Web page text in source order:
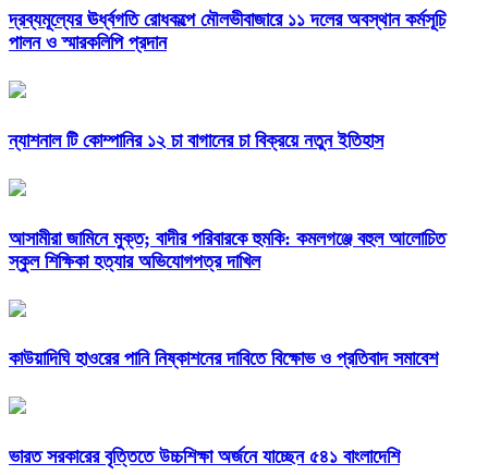
দ্রব্যমূল্যের ঊর্ধ্বগতি রোধকল্পে মৌলভীবাজারে ১১ দলের অবস্থান কর্মসূচি
পালন ও স্মারকলিপি প্রদান
ন্যাশনাল টি কোম্পানির ১২ চা বাগানের চা বিক্রয়ে নতুন ইতিহাস
আসামীরা জামিনে মুক্ত; বাদীর পরিবারকে হুমকি: কমলগঞ্জে বহুল আলোচিত
স্কুল শিক্ষিকা হত্যার অভিযোগপত্র দাখিল
কাউয়াদিঘি হাওরের পানি নিষ্কাশনের দাবিতে বিক্ষোভ ও প্রতিবাদ সমাবেশ
ভারত সরকারের বৃত্তিতে উচ্চশিক্ষা অর্জনে যাচ্ছেন ৫৪১ বাংলাদেশি